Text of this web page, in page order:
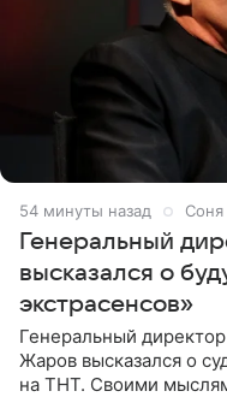
54 минуты назад
Генеральный
высказался о
экстрасенсов»
Генеральный
Жаров высказался о
на ТНТ. Своими